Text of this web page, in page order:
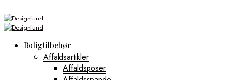
Boligtilbehør
Affaldsartikler
Affaldsposer